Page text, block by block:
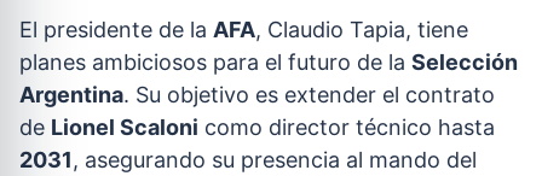
El presidente de la AFA, Claudio Tapia, tiene
planes ambiciosos para el futuro de la Selección
Argentina. Su objetivo es extender el contrato
de Lionel Scaloni como director técnico hasta
2031, asegurando su presencia al mando del